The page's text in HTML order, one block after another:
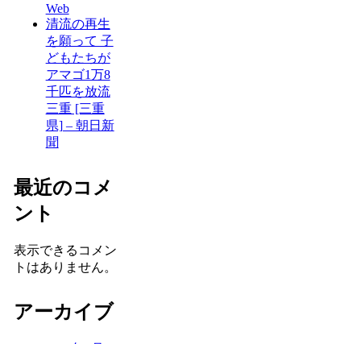
Web
清流の再生
を願って 子
どもたちが
アマゴ1万8
千匹を放流
三重 [三重
県] – 朝日新
聞
最近のコメ
ント
表示できるコメン
トはありません。
アーカイブ